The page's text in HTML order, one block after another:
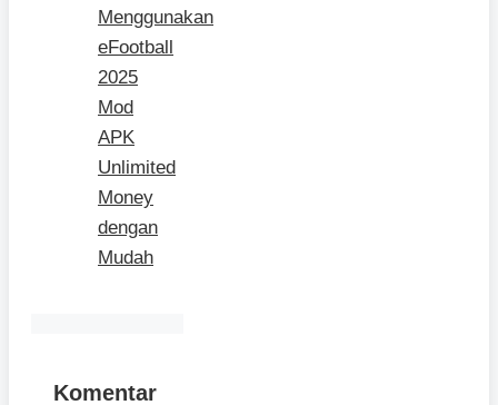
Menggunakan
eFootball
2025
Mod
APK
Unlimited
Money
dengan
Mudah
Komentar